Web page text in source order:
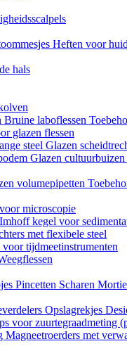
Heften voor
hals
Bruine laboflessen
glazen flessen
steel Glazen
Glazen
volumepipetten
microscopie
Imhoff kegel voor
met flexibele steel
tijdmeetinstrumenten
Pincetten Scharen
Opslagrekjes
voor zuurtegraadmeting
Magneetroerders met